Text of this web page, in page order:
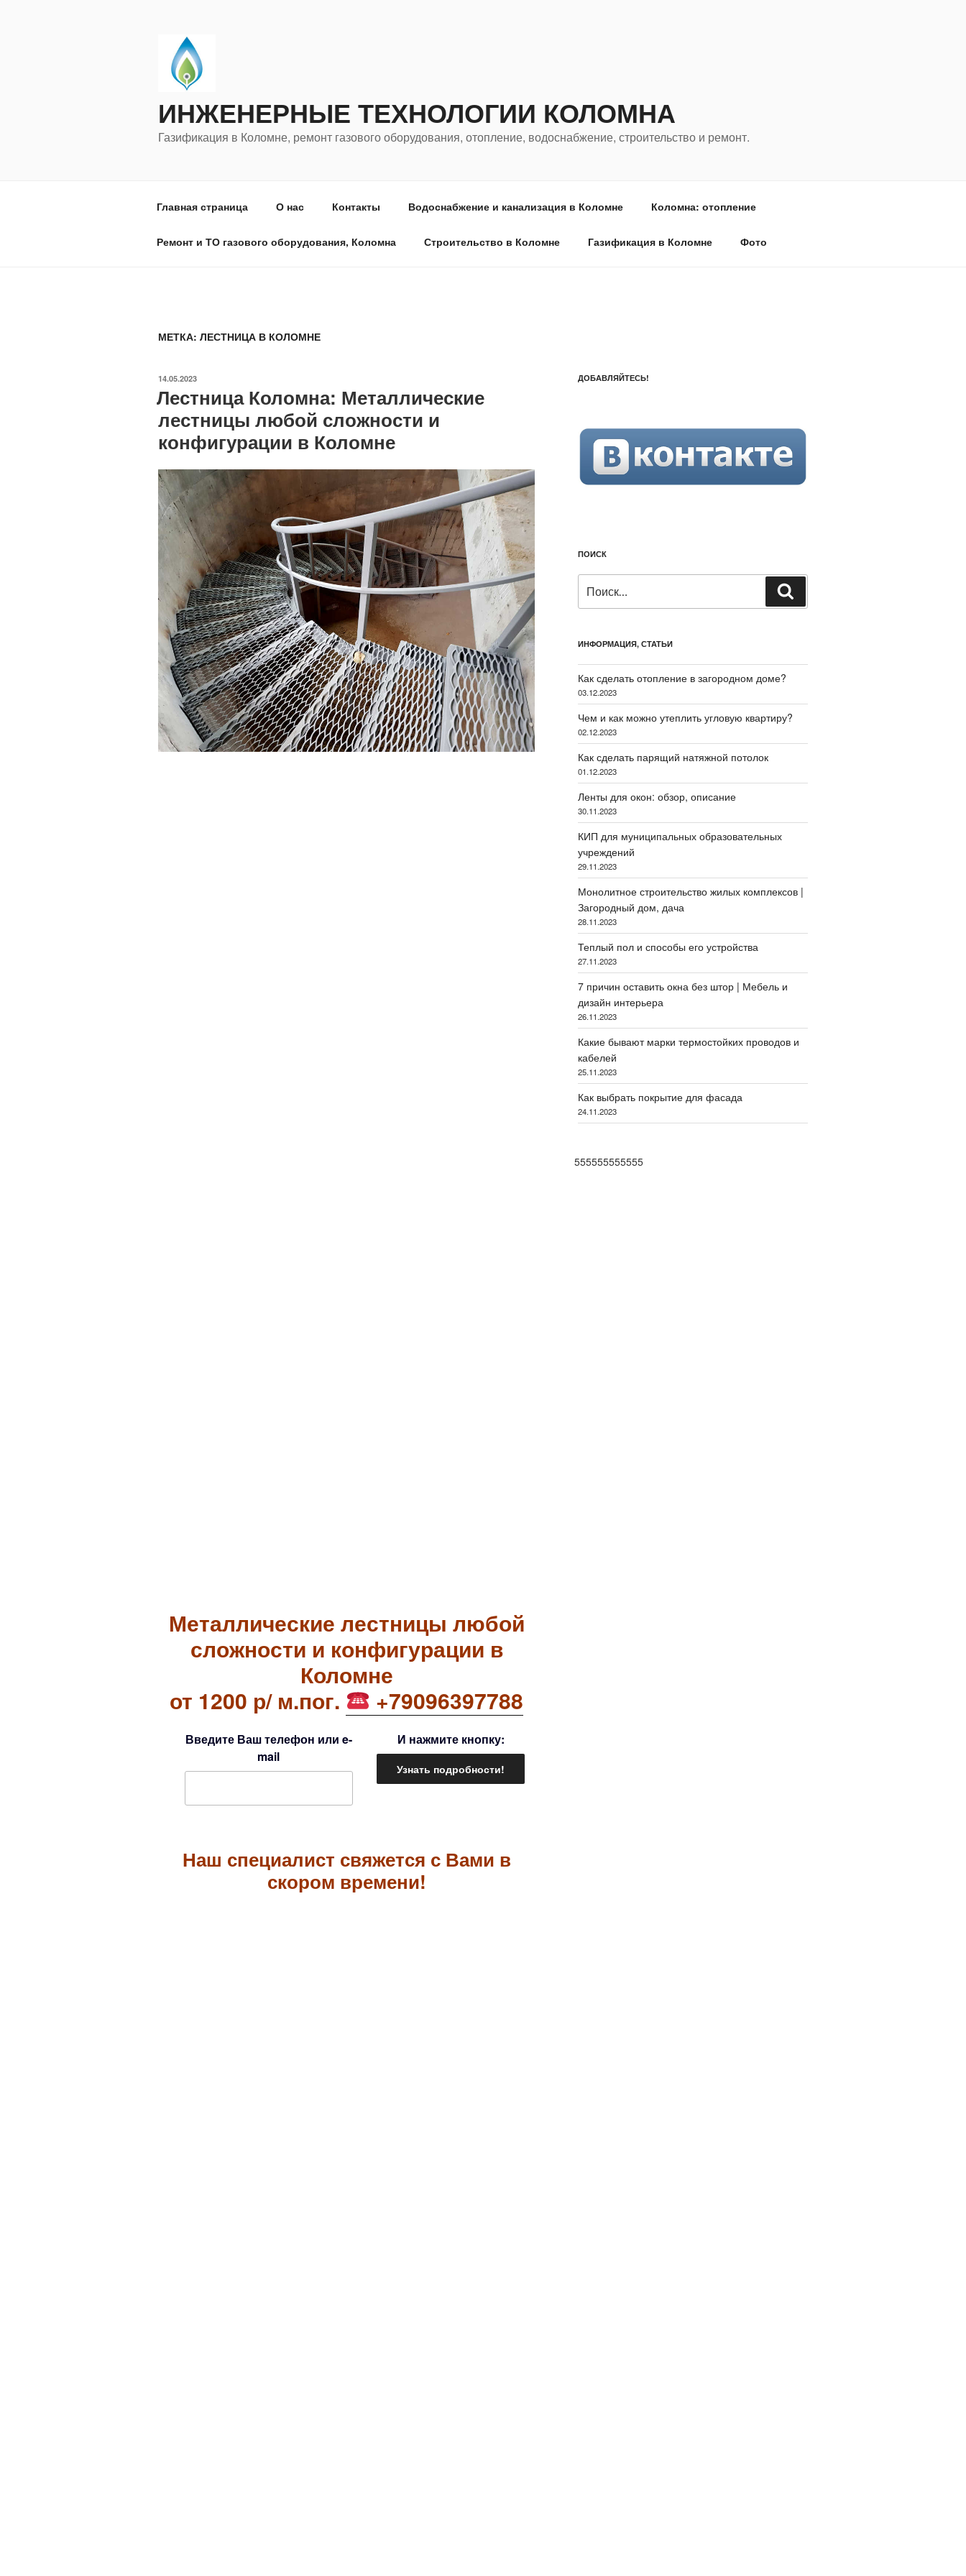
ИНЖЕНЕРНЫЕ ТЕХНОЛОГИИ КОЛОМНА
Газификация в Коломне, ремонт газового оборудования, отопление, водоснабжение, строительство и ремонт.
Главная страница О нас Контакты Водоснабжение и канализация в Коломне Коломна: отопление
Ремонт и ТО газового оборудования, Коломна Строительство в Коломне Газификация в Коломне Фото
МЕТКА: ЛЕСТНИЦА В КОЛОМНЕ
ОПУБЛИКОВАНО
14.05.2023
Лестница Коломна: Металлические
лестницы любой сложности и
конфигурации в Коломне
Металлические лестницы любой
сложности и конфигурации в
Коломне
от 1200 р/ м.пог.
+79096397788
Введите Ваш телефон или e-
mail
И нажмите кнопку:
Наш специалист свяжется с Вами в
скором времени!
ДОБАВЛЯЙТЕСЬ!
ПОИСК
ИНФОРМАЦИЯ, СТАТЬИ
Как сделать отопление в загородном доме?
03.12.2023
Чем и как можно утеплить угловую квартиру?
02.12.2023
Как сделать парящий натяжной потолок
01.12.2023
Ленты для окон: обзор, описание
30.11.2023
КИП для муниципальных образовательных
учреждений
29.11.2023
Монолитное строительство жилых комплексов |
Загородный дом, дача
28.11.2023
Теплый пол и способы его устройства
27.11.2023
7 причин оставить окна без штор | Мебель и
дизайн интерьера
26.11.2023
Какие бывают марки термостойких проводов и
кабелей
25.11.2023
Как выбрать покрытие для фасада
24.11.2023
555555555555